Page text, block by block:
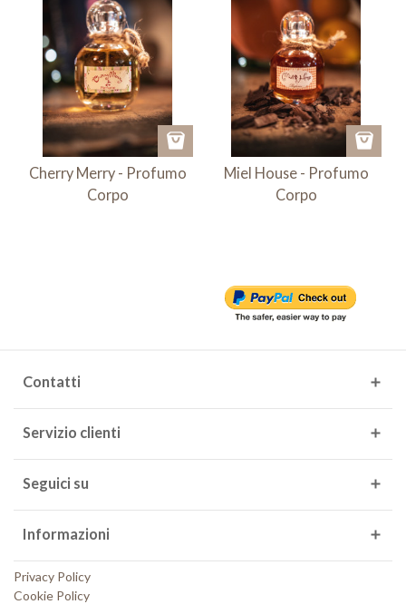
Cherry Merry - Profumo
Corpo
Miel House - Profumo
Corpo
Contatti
Servizio clienti
Seguici su
Informazioni
Privacy Policy
Cookie Policy